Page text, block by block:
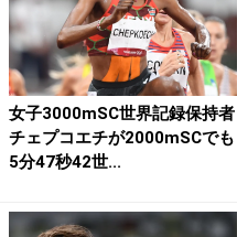
女子3000mSC世界記録保持者
チェプコエチが2000mSCでも
5分47秒42世...